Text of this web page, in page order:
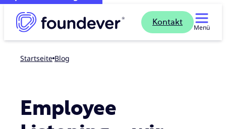
Kontakt
Menü
Startseite blog
Employee